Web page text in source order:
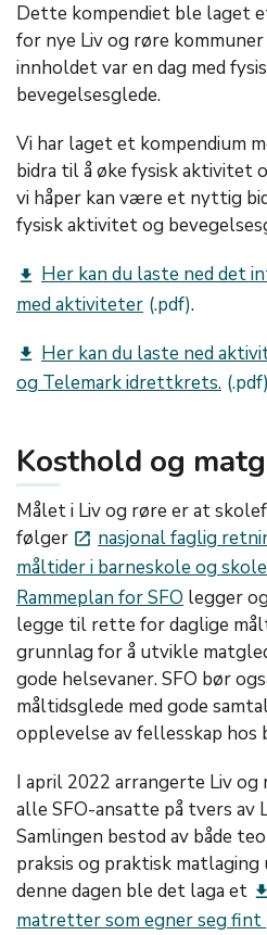
Dette kompendiet ble laget
for nye Liv og røre
innholdet var en dag med
bevegelsesglede.
Vi har laget et kompendium
bidra til å øke fysisk aktivitet
vi håper kan være et nyttig
fysisk aktivitet og
get_app Her kan du laste ned det
med aktiviteter
.
get_app Her kan du laste ned
og Telemark idrettkrets.
Kosthold og
Målet i Liv og røre er at
følger launch nasjonal faglig
måltider i barneskole og
Rammeplan for SFO legger
legge til rette for daglige
grunnlag for å utvikle
gode helsevaner. SFO bør
måltidsglede med gode
opplevelse av fellesskap hos
I april 2022 arrangerte Liv
alle SFO-ansatte på tvers av
Samlingen bestod av både
praksis og praktisk
denne dagen ble det laga et get_app
matretter som egner seg fint